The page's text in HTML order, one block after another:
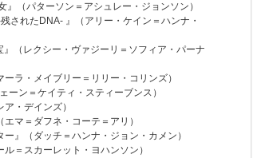
』（パターソン＝アシュレー・ジョンソン）
されたDNA- 』（アリー・ケイン＝ハンナ・
』（レクシー・ヴァジーリ＝ソフィア・パーナ
ラ・メイブリー＝リリー・コリンズ）
ーン＝ケイティ・スティーブンス）
・デインズ）
マ＝ダフネ・コーテ＝アリ）
』（ダッチ＝ハンナ・ジョン・カメン）
＝スカーレット・ヨハンソン）